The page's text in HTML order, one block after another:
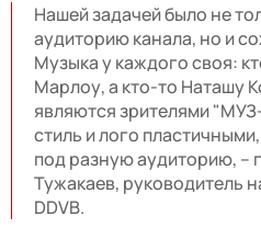
Нашей задачей было не
аудиторию канала, но и
Музыка у каждого своя:
Марлоу, а кто-то Наташу
являются зрителями
стиль и лого
под разную аудиторию, –
Тужакаев, руководитель
DDVB.